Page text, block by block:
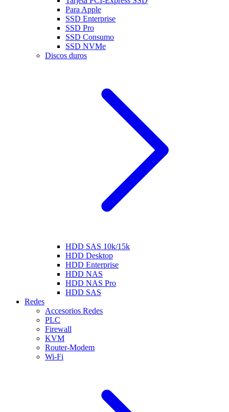
Para Apple
SSD Enterprise
SSD Pro
SSD Consumo
SSD NVMe
Discos duros
HDD SAS 10k/15k
HDD Desktop
HDD Enterprise
HDD NAS
HDD NAS Pro
HDD SAS
Redes
Accesorios Redes
PLC
Firewall
KVM
Router-Modem
Wi-Fi